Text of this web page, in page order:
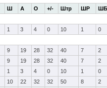
Ш А О +/- Штр ШР ШБ
1 3 4 0 10 1
0
9 19 28 32 40 7
2
9 19 28 32 40 7
2
1 3 4 0 10 1
0
10 22 32 32 50 8 2